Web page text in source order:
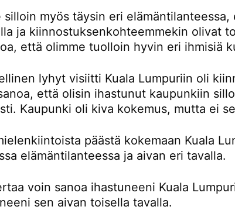
silloin myös täysin eri elämäntilanteessa,
ja kiinnostuksenkohteemmekin olivat
että olimme tuolloin hyvin eri ihmisiä
lyhyt visiitti Kuala Lumpuriin oli
että olisin ihastunut kaupunkiin
Kaupunki oli kiva kokemus, mutta ei
päästä kokemaan Kuala
elämäntilanteessa ja aivan eri tavalla.
voin sanoa ihastuneeni Kuala
sen aivan toisella tavalla.